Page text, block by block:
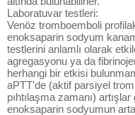
Laboratuvar testleri:
Venöz tromboemboli
enoksaparin sodyum
testlerini anlamlı olarak
agregasyonu ya da
herhangi bir etkisi
aPTT'de (aktif parsiyel
pıhtılaşma zamanı)
enoksaparin sodyumun